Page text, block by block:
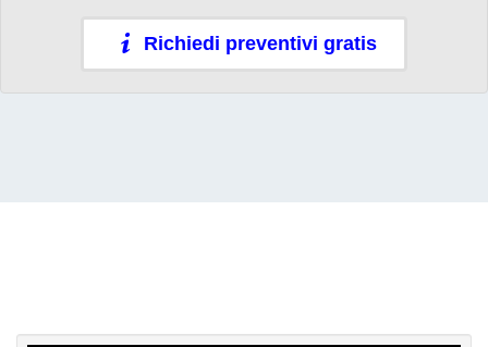
Richiedi preventivi gratis